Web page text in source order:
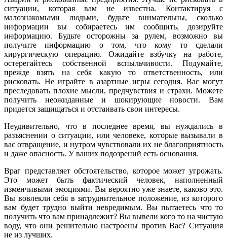
ситуации, которая вам не известна. Контактируя с
малознакомыми людьми, будьте внимательны, сколько
информации вы собираетесь им сообщить, дозируйте
информацию. Будьте осторожны за рулем, возможно вы
получите информацию о том, что кому то сделали
хирургическую операцию. Ожидайте взбучку на работе,
остерегайтесь собственной вспыльчивости. Подумайте,
прежде взять на себя какую то ответственность, или
рисковать. Не играйте в азартные игры сегодня. Вас могут
преследовать плохие мысли, предчувствия и страхи. Можете
получить неожиданные и шокирующие новости. Вам
придется защищаться и отстаивать свои интересы.
Неудивительно, что в последнее время, вы нуждались в
разъяснении о ситуации, или человеке, которые вызывали в
вас отвращение, и нутром чувствовали их не благоприятность
и даже опасность. У ваших подозрений есть основания.
Враг представляет обстоятельство, которое может угрожать.
Это может быть фактический человек, наполненный
изменчивыми эмоциями. Вы вероятно уже знаете, каково это.
Вы вовлекли себя в затруднительное положение, из которого
вам будет трудно выйти невредимым. Вы пытаетесь что то
получить что вам принадлежит? Вы вывели кого то на чистую
воду, что они решительно настроены против Вас? Ситуация
не из лучших.